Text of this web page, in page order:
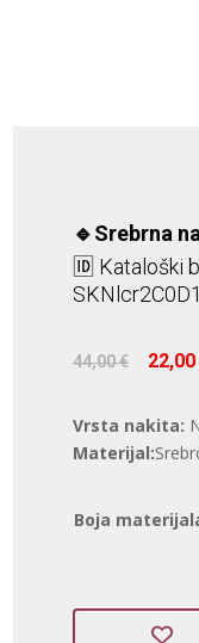
🔹Srebrna
🆔 Kataloški
44,00€
bila
je:
Vrsta nakita:
Materijal:
Boja